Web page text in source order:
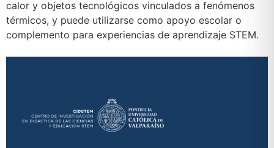
calor y objetos tecnológicos vinculados a fenómenos
térmicos, y puede utilizarse como apoyo escolar o
complemento para experiencias de aprendizaje STEM.